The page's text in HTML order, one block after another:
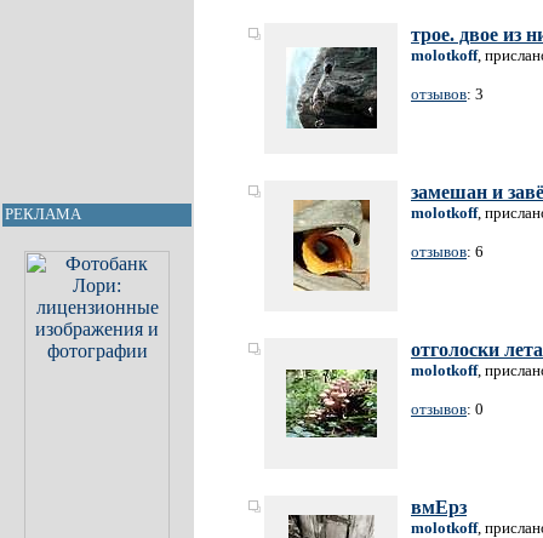
РЕКЛАМА
трое. двое из
molotkoff,
отзывов: 3
замешан и
molotkoff,
отзывов: 6
отголоски
molotkoff,
отзывов: 0
вмЕрз
molotkoff,